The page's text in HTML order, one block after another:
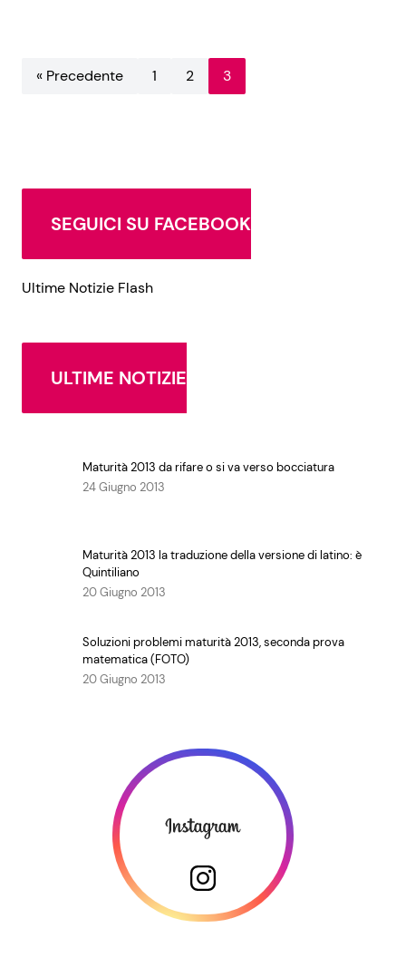
« Precedente 1 2 3
SEGUICI SU FACEBOOK
Ultime Notizie Flash
ULTIME NOTIZIE
Maturità 2013 da rifare o si va verso bocciatura
24 Giugno 2013
Maturità 2013 la traduzione della versione di latino: è
Quintiliano
20 Giugno 2013
Soluzioni problemi maturità 2013, seconda prova
matematica (FOTO)
20 Giugno 2013